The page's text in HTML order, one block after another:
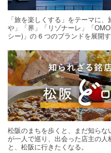
「旅を楽しくする」をテーマに
や」「界」「リゾナーレ」「
シー)」の 6 つのブランドを展開
松阪のまちを歩くと、まだ知ら
が一人で巡り、出会った店主の
と、松阪に行きたくなる。